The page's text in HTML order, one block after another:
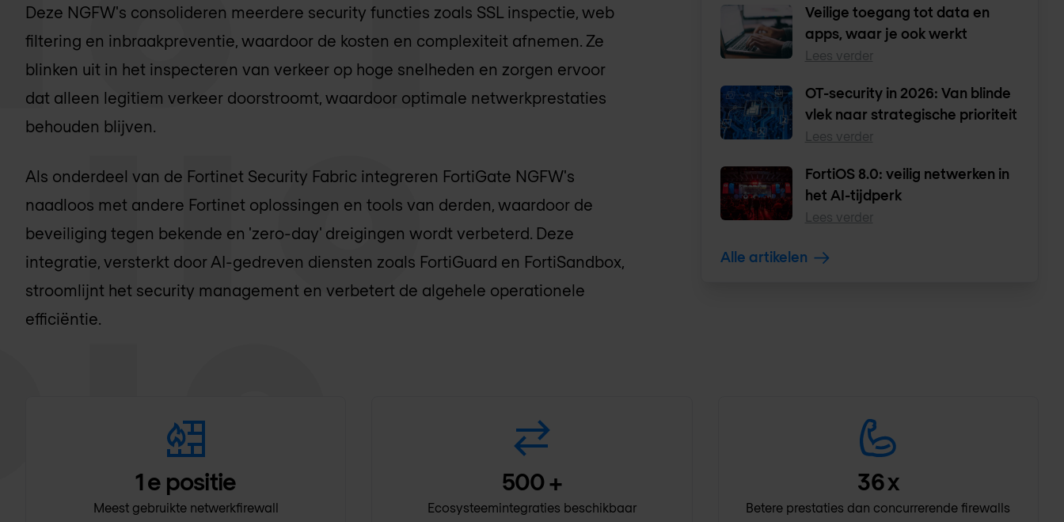
Deze NGFW's consolideren meerdere security functies zoals SSL inspectie, web
filtering en inbraakpreventie, waardoor de kosten en complexiteit afnemen. Ze
blinken uit in het inspecteren van verkeer op hoge snelheden en zorgen ervoor
dat alleen legitiem verkeer doorstroomt, waardoor optimale netwerkprestaties
behouden blijven.
Als onderdeel van de Fortinet Security Fabric integreren FortiGate NGFW's
naadloos met andere Fortinet oplossingen en tools van derden, waardoor de
beveiliging tegen bekende en 'zero-day' dreigingen wordt verbeterd. Deze
integratie, versterkt door AI-gedreven diensten zoals FortiGuard en FortiSandbox,
stroomlijnt het security management en verbetert de algehele operationele
efficiëntie.
Veilige toegang tot data en
apps, waar je ook werkt
Lees verder
OT-security in 2026: Van blinde
vlek naar strategische prioriteit
Lees verder
FortiOS 8.0: veilig netwerken in
het AI-tijdperk
Lees verder
Alle artikelen
1e positie
Meest gebruikte netwerkfirewall
500+
Ecosysteemintegraties beschikbaar
36x
Betere prestaties dan concurrerende firewalls